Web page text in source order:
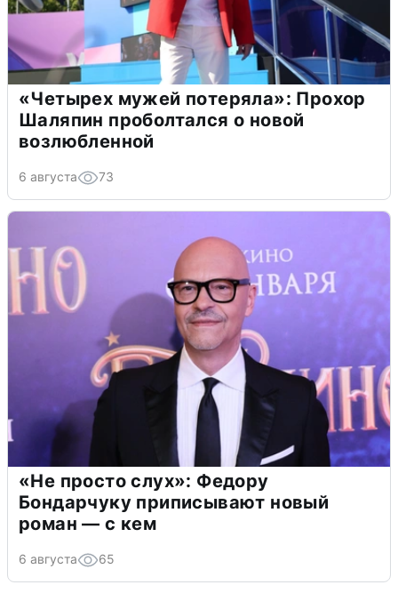
«Четырех мужей потеряла»: Прохор
Шаляпин проболтался о новой
возлюбленной
6 августа 73
«Не просто слух»: Федору
Бондарчуку приписывают новый
роман — с кем
6 августа 65